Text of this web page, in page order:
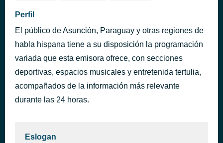
Perfil
El público de Asunción, Paraguay y otras regiones de
habla hispana tiene a su disposición la programación
variada que esta emisora ofrece, con secciones
deportivas, espacios musicales y entretenida tertulia,
acompañados de la información más relevante
durante las 24 horas.
Eslogan